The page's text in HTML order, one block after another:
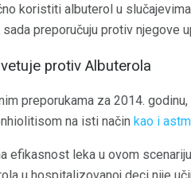
koristiti albuterol u
preporučuju protiv njegove
protiv Albuterola
preporukama za 2014.
na isti način kao i
efikasnost leka u ovom